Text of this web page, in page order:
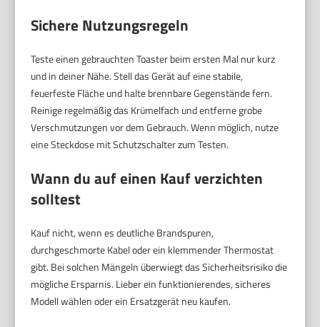
Sichere Nutzungsregeln
Teste einen gebrauchten Toaster beim ersten Mal nur kurz
und in deiner Nähe. Stell das Gerät auf eine stabile,
feuerfeste Fläche und halte brennbare Gegenstände fern.
Reinige regelmäßig das Krümelfach und entferne grobe
Verschmutzungen vor dem Gebrauch. Wenn möglich, nutze
eine Steckdose mit Schutzschalter zum Testen.
Wann du auf einen Kauf verzichten
solltest
Kauf nicht, wenn es deutliche Brandspuren,
durchgeschmorte Kabel oder ein klemmender Thermostat
gibt. Bei solchen Mängeln überwiegt das Sicherheitsrisiko die
mögliche Ersparnis. Lieber ein funktionierendes, sicheres
Modell wählen oder ein Ersatzgerät neu kaufen.